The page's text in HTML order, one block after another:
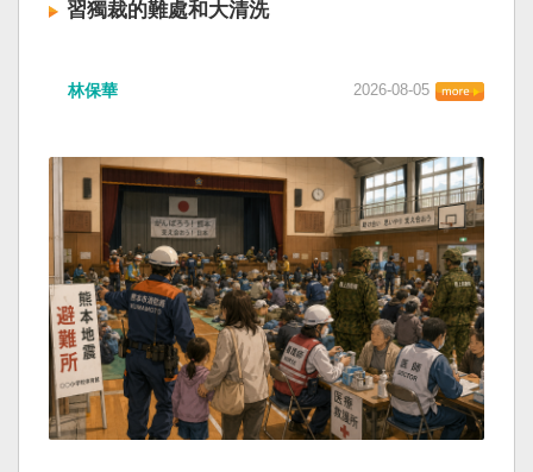
習獨裁的難處和大清洗
林保華 2026-08-05